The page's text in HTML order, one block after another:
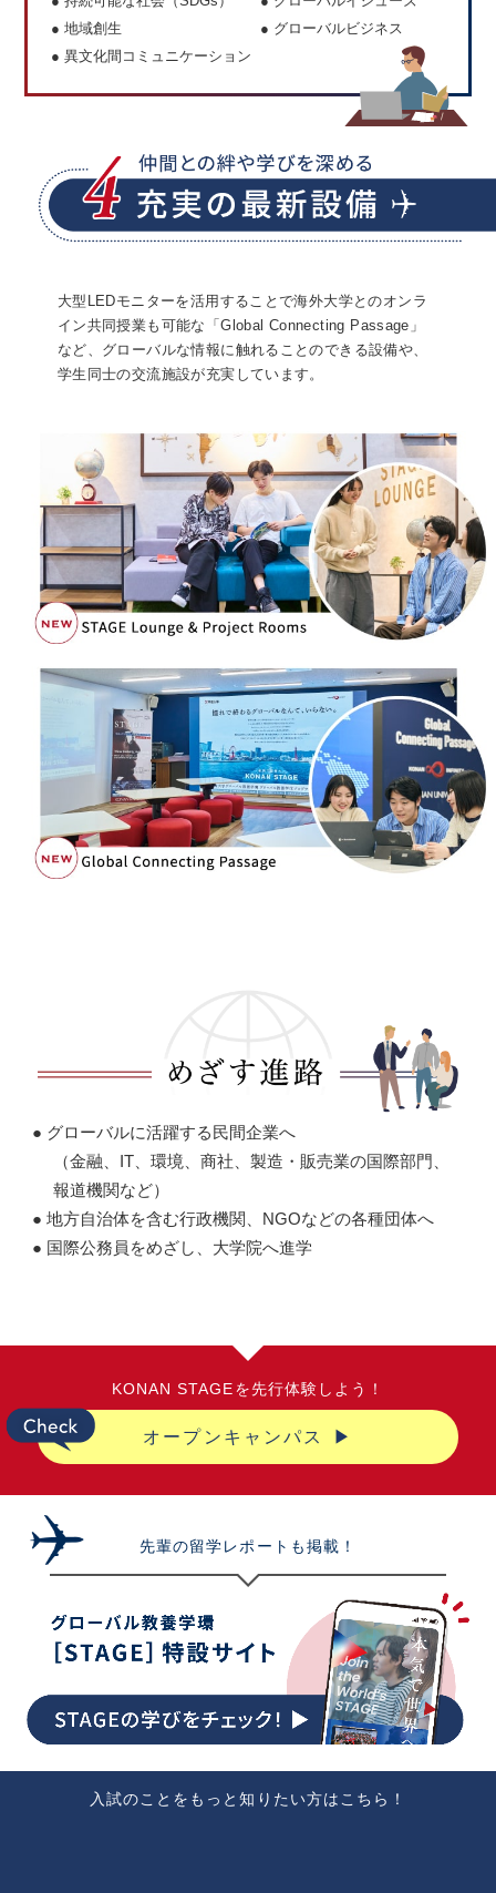
● 地域創生
● 異文化間コミュニケーション
● グローバルビジネス
大型LEDモニターを活用することで海外大学とのオンラ
イン共同授業も可能な「Global Connecting Passage」
など、グローバルな情報に触れることのできる設備や、
学生同士の交流施設が充実しています。
● グローバルに活躍する民間企業へ
（金融、IT、環境、商社、製造・販売業の国際部門、
報道機関など）
● 地方自治体を含む行政機関、NGOなどの各種団体へ
● 国際公務員をめざし、大学院へ進学
KONAN STAGEを先行体験しよう！
オープンキャンパス
先輩の留学レポートも掲載！
入試のことをもっと知りたい方はこちら！